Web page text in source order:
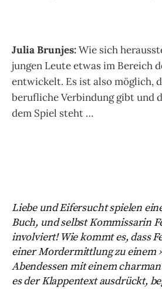
Julia Brunjes:Wie sich
jungen Leute etwas im Bereich
entwickelt. Es ist also möglich,
berufliche Verbindung gibt und
dem Spiel steht …
Liebe und Eifersucht spielen
Buch, und selbst Kommissarin
involviert! Wie kommt es, dass
einer Mordermittlung zu einem
Abendessen mit einem
es der Klappentext ausdrückt,